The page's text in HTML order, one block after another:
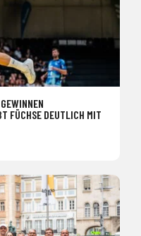
FÜCHSE DEUTLICH MIT